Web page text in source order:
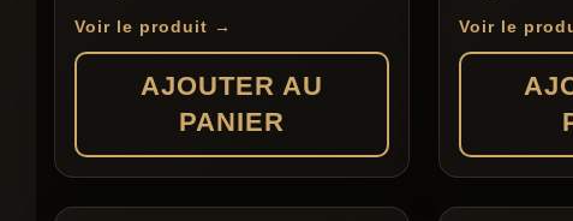
Voir le produit →
AJOUTER AU
PANIER
Voir le